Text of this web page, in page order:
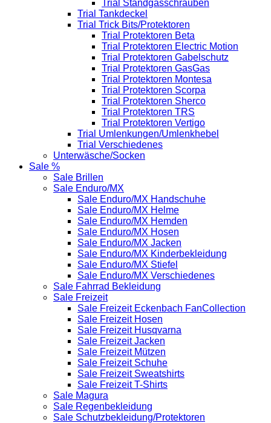
Trial Standgasschrauben
Trial Tankdeckel
Trial Trick Bits/Protektoren
Trial Protektoren Beta
Trial Protektoren Electric Motion
Trial Protektoren Gabelschutz
Trial Protektoren GasGas
Trial Protektoren Montesa
Trial Protektoren Scorpa
Trial Protektoren Sherco
Trial Protektoren TRS
Trial Protektoren Vertigo
Trial Umlenkungen/Umlenkhebel
Trial Verschiedenes
Unterwäsche/Socken
Sale %
Sale Brillen
Sale Enduro/MX
Sale Enduro/MX Handschuhe
Sale Enduro/MX Helme
Sale Enduro/MX Hemden
Sale Enduro/MX Hosen
Sale Enduro/MX Jacken
Sale Enduro/MX Kinderbekleidung
Sale Enduro/MX Stiefel
Sale Enduro/MX Verschiedenes
Sale Fahrrad Bekleidung
Sale Freizeit
Sale Freizeit Eckenbach FanCollection
Sale Freizeit Hosen
Sale Freizeit Husqvarna
Sale Freizeit Jacken
Sale Freizeit Mützen
Sale Freizeit Schuhe
Sale Freizeit Sweatshirts
Sale Freizeit T-Shirts
Sale Magura
Sale Regenbekleidung
Sale Schutzbekleidung/Protektoren